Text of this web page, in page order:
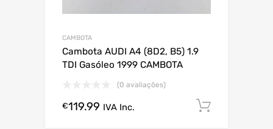
CAMBOTA
Cambota AUDI A4 (8D2, B5) 1.9
TDI Gasóleo 1999 CAMBOTA
(0 avaliações)
€119.99 IVA Inc.